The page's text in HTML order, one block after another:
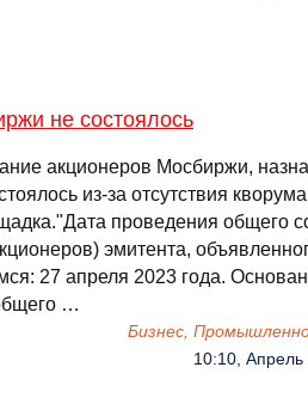
не состоялось
акционеров Мосбиржи,
из-за отсутствия
проведения общего
эмитента,
27 апреля 2023 года.
…
Бизнес,
10:10,